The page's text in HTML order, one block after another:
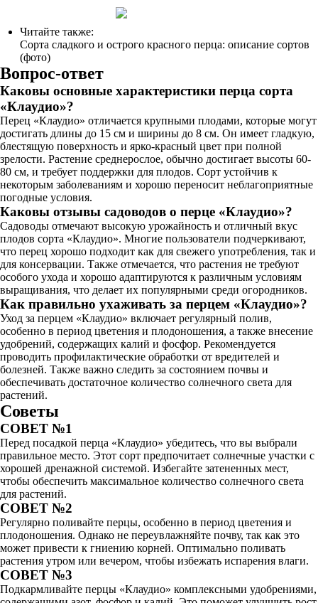
Читайте также:
Сорта сладкого и острого красного перца: описание сортов
(фото)
Вопрос-ответ
Каковы основные характеристики перца сорта
«Клаудио»?
Перец «Клаудио» отличается крупными плодами, которые могут
достигать длины до 15 см и ширины до 8 см. Он имеет гладкую,
блестящую поверхность и ярко-красный цвет при полной
зрелости. Растение среднерослое, обычно достигает высоты 60-
80 см, и требует поддержки для плодов. Сорт устойчив к
некоторым заболеваниям и хорошо переносит неблагоприятные
погодные условия.
Каковы отзывы садоводов о перце «Клаудио»?
Садоводы отмечают высокую урожайность и отличный вкус
плодов сорта «Клаудио». Многие пользователи подчеркивают,
что перец хорошо подходит как для свежего употребления, так и
для консервации. Также отмечается, что растения не требуют
особого ухода и хорошо адаптируются к различным условиям
выращивания, что делает их популярными среди огородников.
Как правильно ухаживать за перцем «Клаудио»?
Уход за перцем «Клаудио» включает регулярный полив,
особенно в период цветения и плодоношения, а также внесение
удобрений, содержащих калий и фосфор. Рекомендуется
проводить профилактические обработки от вредителей и
болезней. Также важно следить за состоянием почвы и
обеспечивать достаточное количество солнечного света для
растений.
Советы
СОВЕТ №1
Перед посадкой перца «Клаудио» убедитесь, что вы выбрали
правильное место. Этот сорт предпочитает солнечные участки с
хорошей дренажной системой. Избегайте затененных мест,
чтобы обеспечить максимальное количество солнечного света
для растений.
СОВЕТ №2
Регулярно поливайте перцы, особенно в период цветения и
плодоношения. Однако не переувлажняйте почву, так как это
может привести к гниению корней. Оптимально поливать
растения утром или вечером, чтобы избежать испарения влаги.
СОВЕТ №3
Подкармливайте перцы «Клаудио» комплексными удобрениями,